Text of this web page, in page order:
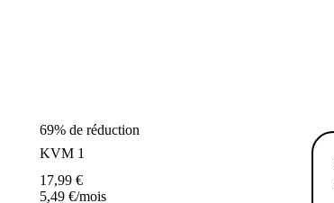
69% de réduction
KVM 1
17,99 €
5,49 €/mois